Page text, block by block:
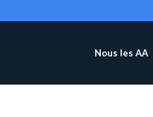
Nous les AA